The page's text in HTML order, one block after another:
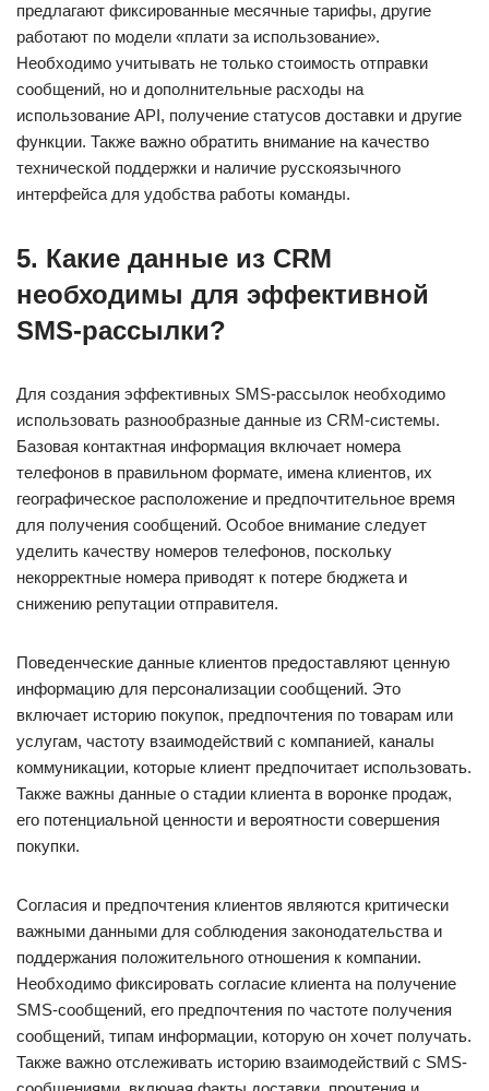
предлагают фиксированные месячные тарифы, другие
работают по модели «плати за использование».
Необходимо учитывать не только стоимость отправки
сообщений, но и дополнительные расходы на
использование API, получение статусов доставки и другие
функции. Также важно обратить внимание на качество
технической поддержки и наличие русскоязычного
интерфейса для удобства работы команды.
5. Какие данные из CRM
необходимы для эффективной
SMS-рассылки?
Для создания эффективных SMS-рассылок необходимо
использовать разнообразные данные из CRM-системы.
Базовая контактная информация включает номера
телефонов в правильном формате, имена клиентов, их
географическое расположение и предпочтительное время
для получения сообщений. Особое внимание следует
уделить качеству номеров телефонов, поскольку
некорректные номера приводят к потере бюджета и
снижению репутации отправителя.
Поведенческие данные клиентов предоставляют ценную
информацию для персонализации сообщений. Это
включает историю покупок, предпочтения по товарам или
услугам, частоту взаимодействий с компанией, каналы
коммуникации, которые клиент предпочитает использовать.
Также важны данные о стадии клиента в воронке продаж,
его потенциальной ценности и вероятности совершения
покупки.
Согласия и предпочтения клиентов являются критически
важными данными для соблюдения законодательства и
поддержания положительного отношения к компании.
Необходимо фиксировать согласие клиента на получение
SMS-сообщений, его предпочтения по частоте получения
сообщений, типам информации, которую он хочет получать.
Также важно отслеживать историю взаимодействий с SMS-